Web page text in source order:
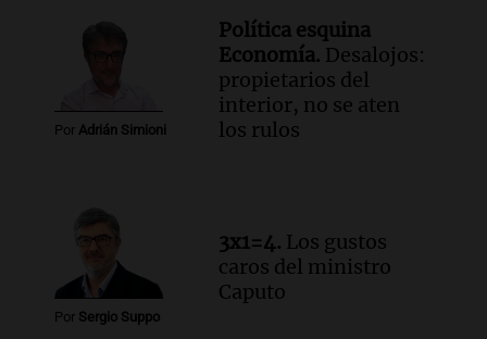
de julio será menor al 2,9% registrado
en CABA
Una mañana para todos
Audio.Altas Cumbres: rescataron a una
Episodios
Audio.
Chile planteó mejorar la
conectividad fronteriza, aérea y digital
con Jujuy
Panorama Federal
Por Adrián Simioni
Política esquina
Economía. Desalojos:
propietarios del
interior, no se aten
los rulos
Por Sergio Suppo
3x1=4. Los gustos
caros del ministro
Caputo